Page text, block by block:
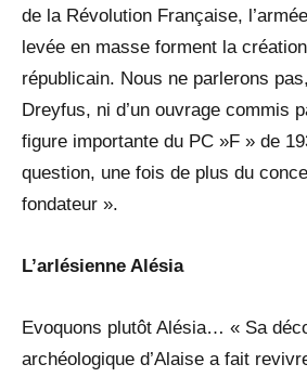
de la Révolution Française,
levée en masse forment la
républicain. Nous ne parlerons
Dreyfus, ni d’un ouvrage commis
figure importante du PC »F » de
question, une fois de plus du
fondateur ».
L’arlésienne Alésia
Evoquons plutôt Alésia… « Sa
archéologique d’Alaise a fait